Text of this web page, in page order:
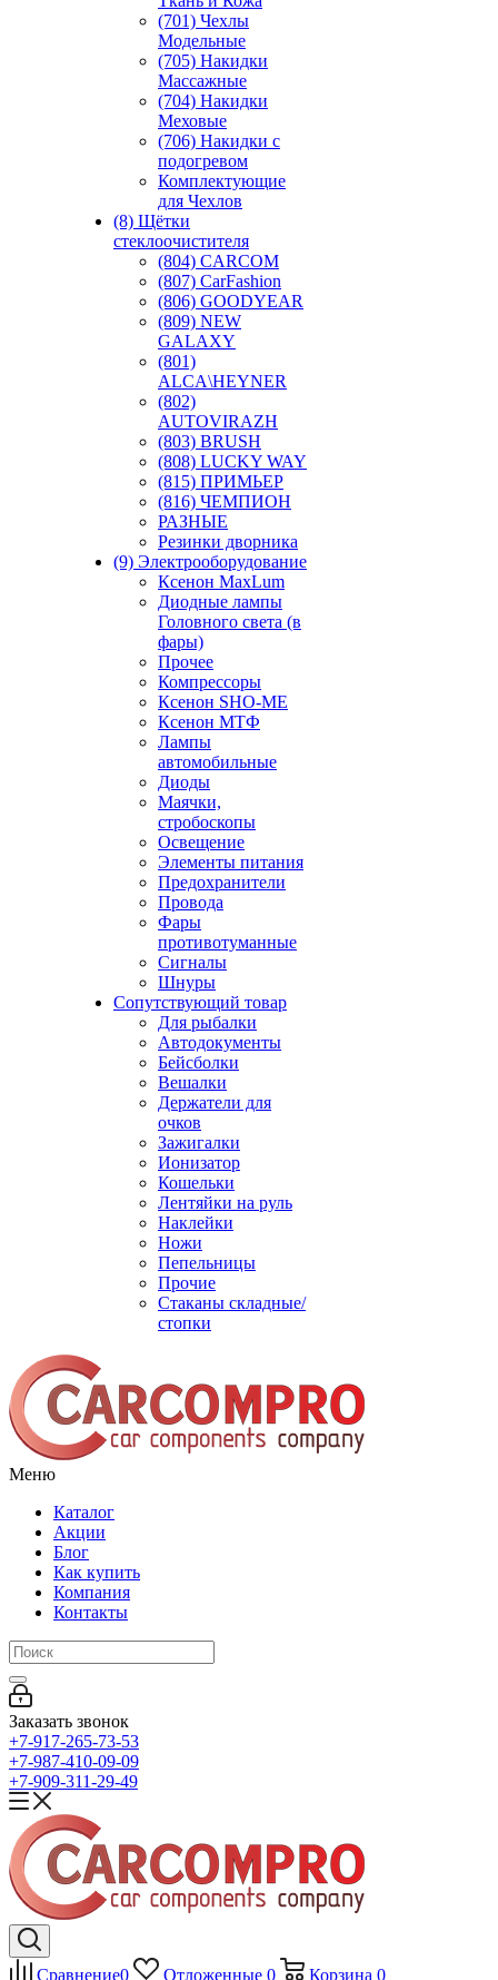
(701) Чехлы
Модельные
(705) Накидки
Массажные
(704) Накидки
Меховые
(706) Накидки с
подогревом
Комплектующие
для Чехлов
(8) Щётки
стеклоочистителя
(804) CARCOM
(807) CarFashion
(806) GOODYEAR
(809) NEW
GALAXY
(801)
ALCA\HEYNER
(802)
AUTOVIRAZH
(803) BRUSH
(808) LUCKY WAY
(815) ПРИМЬЕР
(816) ЧЕМПИОН
РАЗНЫЕ
Резинки дворника
(9) Электрооборудование
Ксенон MaxLum
Диодные лампы
Головного света (в
фары)
Прочее
Компрессоры
Ксенон SHO-ME
Ксенон МТФ
Лампы
автомобильные
Диоды
Маячки,
стробоскопы
Освещение
Элементы питания
Предохранители
Провода
Фары
противотуманные
Сигналы
Шнуры
Сопутствующий товар
Для рыбалки
Автодокументы
Бейсболки
Вешалки
Держатели для
очков
Зажигалки
Ионизатор
Кошельки
Лентяйки на руль
Наклейки
Ножи
Пепельницы
Прочие
Стаканы складные/
стопки
Меню
Каталог
Акции
Блог
Как купить
Компания
Контакты
Заказать звонок
+7-917-265-73-53
+7-987-410-09-09
+7-909-311-29-49
Сравнение0 Отложенные 0 Корзина 0